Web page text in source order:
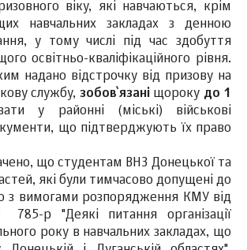
віку, які навчаються, крім
навчальних закладах з денною
у тому числі під час здобуття
освітньо-кваліфікаційного рівня.
надано відстрочку від призову на
службу, зобов`язаніщороку до 1
у районні (міські) військові
що підтверджують їх право
що студентам ВНЗ Донецької та
які були тимчасово допущені до
з вимогами розпорядження КМУ від
р "Деякі питання організації
року в навчальних закладах, що